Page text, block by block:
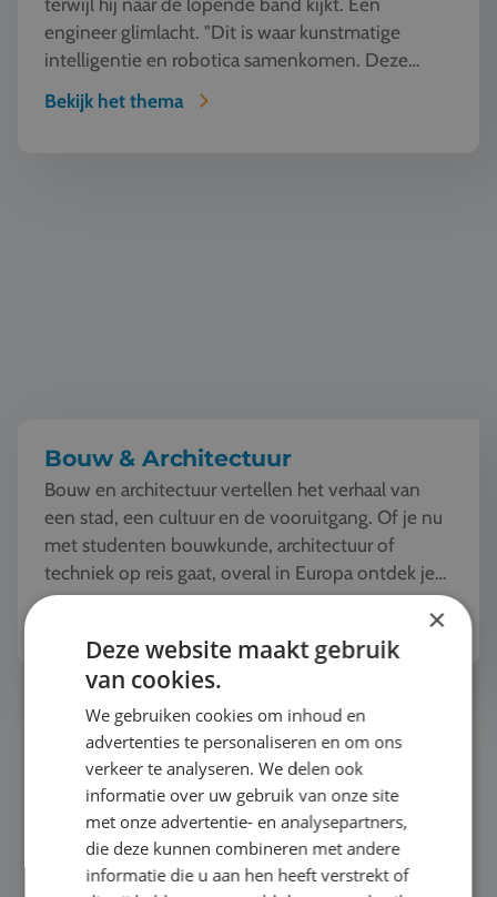
engineer glimlacht. "Dit is waar kunstmatige
intelligentie en robotica samenkomen. Deze
machine ziet, l...
Bekijk het thema
Bouw & Architectuur
Bouw en architectuur vertellen het verhaal van
een stad, een cultuur en de vooruitgang. Of je nu
met studenten bouwkunde, architectuur of
techniek op reis gaat, overal in Europa ontdek je
iconische...
Persoonlijke ontwikkeling
×
Deze website maakt gebruik
van cookies.
We gebruiken cookies om inhoud en
advertenties te personaliseren en om ons
verkeer te analyseren. We delen ook
informatie over uw gebruik van onze site
met onze advertentie- en analysepartners,
die deze kunnen combineren met andere
informatie die u aan hen heeft verstrekt of